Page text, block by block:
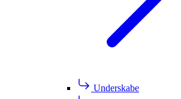
Underskabe